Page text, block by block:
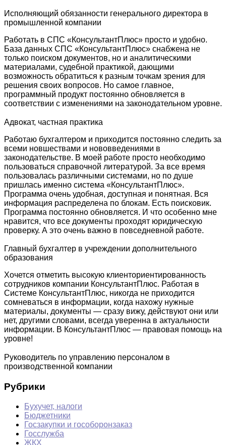
Исполняющий обязанности генерального директора в
промышленной компании
Работать в СПС «КонсультантПлюс» просто и удобно.
База данных СПС «КонсультантПлюс» снабжена не
только поиском документов, но и аналитическими
материалами, судебной практикой, дающими
возможность обратиться к разным точкам зрения для
решения своих вопросов. Но самое главное,
программный продукт постоянно обновляется в
соответствии с изменениями на законодательном уровне.
Адвокат, частная практика
Работаю бухгалтером и приходится постоянно следить за
всеми новшествами и нововведениями в
законодательстве. В моей работе просто необходимо
пользоваться справочной литературой. За все время
пользовалась различными системами, но по душе
пришлась именно система «КонсультантПлюс».
Программа очень удобная, доступная и понятная. Вся
информация распределена по блокам. Есть поисковик.
Программа постоянно обновляется. И что особенно мне
нравится, что все документы проходят юридическую
проверку. А это очень важно в повседневной работе.
Главный бухгалтер в учреждении дополнительного
образования
Хочется отметить высокую клиенториентированность
сотрудников компании КонсультантПлюс. Работая в
Системе КонсультантПлюс, никогда не приходится
сомневаться в информации, когда нахожу нужные
материалы, документы — сразу вижу, действуют они или
нет, другими словами, всегда уверенна в актуальности
информации. В КонсультантПлюс — правовая помощь на
уровне!
Руководитель по управлению персоналом в
производственной компании
Рубрики
Бухучет, налоги
Бюджетники
Госзакупки и гособоронзаказ
Госслужба
ЖКХ